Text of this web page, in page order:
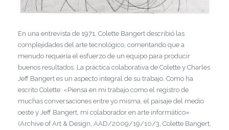
En una entrevista de 1971, Colette Bangert describió las
complejidades del arte tecnológico, comentando que a
menudo requería el esfuerzo de un equipo para producir
buenos resultados. La práctica colaborativa de Colette y Charles
Jeff Bangert es un aspecto integral de su trabajo. Como ha
escrito Colette: «Piensa en mi trabajo como el registro de
muchas conversaciones entre yo misma, el paisaje del medio
oeste y Jeff Bangert, mi colaborador en arte informático»
(Archive of Art & Design, AAD/2009/19/10/3, Colette Bangert,